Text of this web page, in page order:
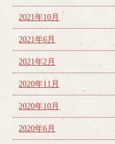
2021年10月
2021年6月
2021年2月
2020年11月
2020年10月
2020年6月